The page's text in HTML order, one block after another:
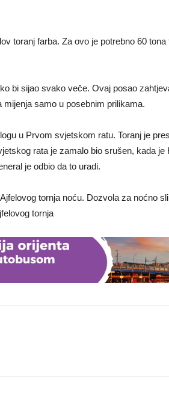
toranj farba. Za ovo je potrebno 60
bi sijao svako veče. Ovaj posao
samo u posebnim prilikama.
u Prvom svjetskom ratu. Toranj je
rata je zamalo bio srušen, kada
je odbio da to uradi.
tornja noću. Dozvola za noćno
tornja